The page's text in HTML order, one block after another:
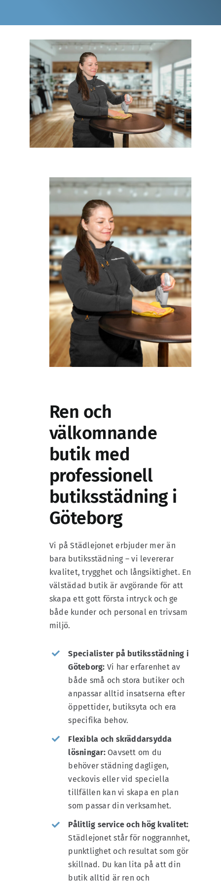
Ren och
välkomnande
butik med
professionell
butiksstädning i
Göteborg
Vi på Städlejonet erbjuder mer än
bara butiksstädning – vi levererar
kvalitet, trygghet och långsiktighet. En
välstädad butik är avgörande för att
skapa ett gott första intryck och ge
både kunder och personal en trivsam
miljö.
Specialister på butiksstädning i
Göteborg: Vi har erfarenhet av
både små och stora butiker och
anpassar alltid insatserna efter
öppettider, butiksyta och era
specifika behov.
Flexibla och skräddarsydda
lösningar: Oavsett om du
behöver städning dagligen,
veckovis eller vid speciella
tillfällen kan vi skapa en plan
som passar din verksamhet.
Pålitlig service och hög kvalitet:
Städlejonet står för noggrannhet,
punktlighet och resultat som gör
skillnad. Du kan lita på att din
butik alltid är ren och